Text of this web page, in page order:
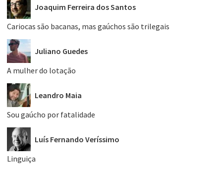
Joaquim Ferreira dos Santos
Cariocas são bacanas, mas gaúchos são trilegais
Juliano Guedes
A mulher do lotação
Leandro Maia
Sou gaúcho por fatalidade
Luís Fernando Veríssimo
Linguiça